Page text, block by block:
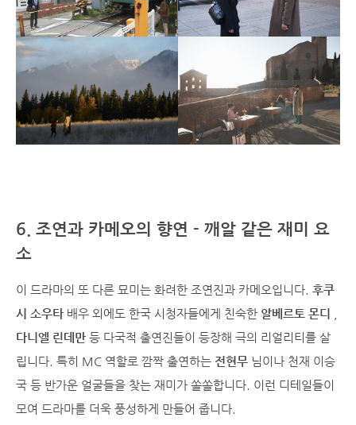
6. 조연과 카메오의 향연 - 깨알 같은 재미 요
소
이 드라마의 또 다른 묘미는 화려한 조연진과 카메오입니다. 후쿠
시 소우타 배우 외에도 한국 시청자들에게 친숙한 알베르토 몬디
다니엘 린데만 등 다국적 출연진들이 등장해 극의 리얼리티를 살
립니다. 특히 MC 역할로 깜짝 출연하는 전현무 님이나 천재 이승
국 등 반가운 얼굴들을 찾는 재미가 쏠쏠합니다. 이런 디테일들이
모여 드라마를 더욱 풍성하게 만들어 줍니다.